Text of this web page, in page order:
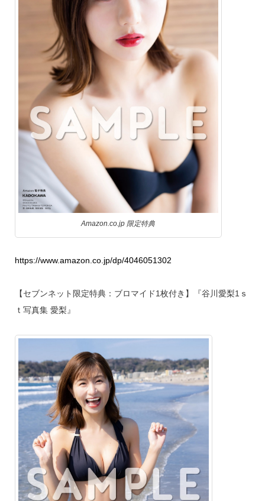
Amazon.co.jp 限定特典
https://www.amazon.co.jp/dp/4046051302
【セブンネット限定特典：ブロマイド1枚付き】『谷川愛梨1ｓ
ｔ写真集 愛梨』